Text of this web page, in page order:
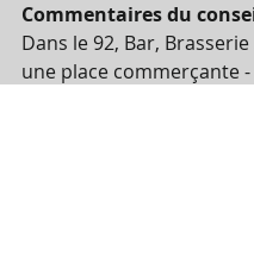
Commentaires du
Dans le 92, Bar,
une place commerçante -